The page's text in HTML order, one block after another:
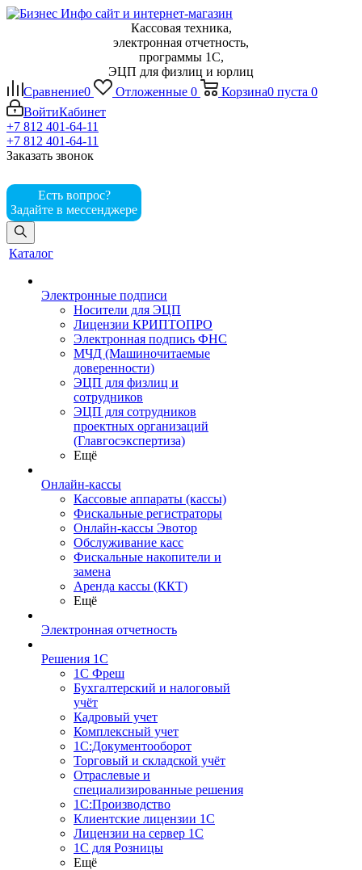
Кассовая техника,
электронная отчетность,
программы 1С,
ЭЦП для физлиц и юрлиц
Сравнение0 Отложенные 0 Корзина0 пуста 0
ВойтиКабинет
+7 812 401-64-11
+7 812 401-64-11
Заказать звонок
Есть вопрос?
Задайте в мессенджере
Каталог
Электронные подписи
Носители для ЭЦП
Лицензии КРИПТОПРО
Электронная подпись ФНС
МЧД (Машиночитаемые
доверенности)
ЭЦП для физлиц и
сотрудников
ЭЦП для сотрудников
проектных организаций
(Главгосэкспертиза)
Ещё
Онлайн-кассы
Кассовые аппараты (кассы)
Фискальные регистраторы
Онлайн-кассы Эвотор
Обслуживание касс
Фискальные накопители и
замена
Аренда кассы (ККТ)
Ещё
Электронная отчетность
Решения 1С
1С Фреш
Бухгалтерский и налоговый
учёт
Кадровый учет
Комплексный учет
1С:Документооборот
Торговый и складской учёт
Отраслевые и
специализированные решения
1С:Производство
Клиентские лицензии 1С
Лицензии на сервер 1С
1С для Розницы
Ещё